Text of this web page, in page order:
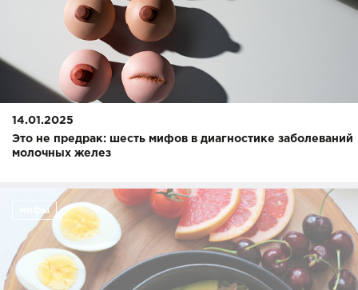
14.01.2025
Это не предрак: шесть мифов в диагностике заболеваний
молочных желез
мифы